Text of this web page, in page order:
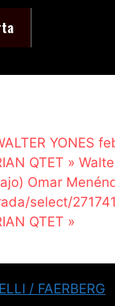
YONES
QTET »
Omar
select/
QTET »
/ FAERBERG